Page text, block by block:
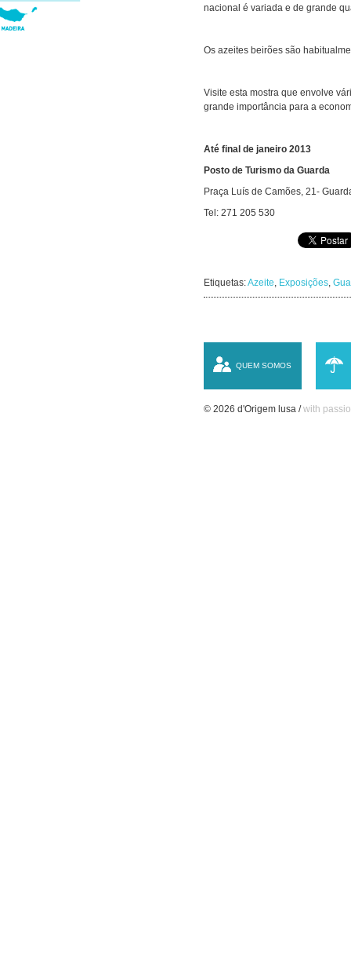
nacional é variada e de grande
Os azeites beirões são
Visite esta mostra que envolve
grande importância para a
Até final de janeiro 2013
Posto de Turismo da Guarda
Praça Luís de Camões, 21-
Tel: 271 205 530
Etiquetas:Azeite, Exposições,
QUEM SOMOS
© 2026 d'Origem lusa /with